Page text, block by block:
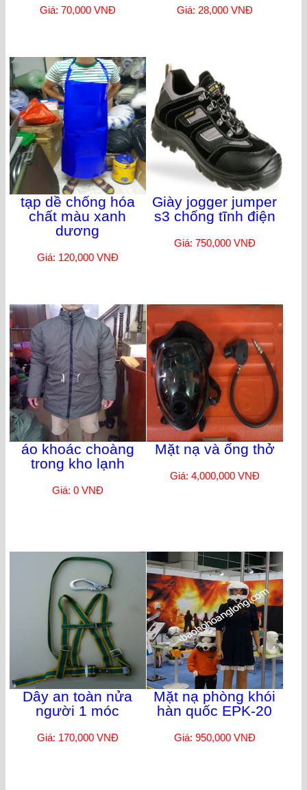
Giá: 70,000 VNĐ Giá: 28,000 VNĐ
tạp dề chống hóa
chất màu xanh
dương
Giá: 120,000 VNĐ
Giày jogger jumper
s3 chống tĩnh điện
Giá: 750,000 VNĐ
áo khoác choàng
trong kho lạnh
Giá: 0 VNĐ
Mặt nạ và ống thở
Giá: 4,000,000 VNĐ
Dây an toàn nửa
người 1 móc
Giá: 170,000 VNĐ
Mặt nạ phòng khói
hàn quốc EPK-20
Giá: 950,000 VNĐ